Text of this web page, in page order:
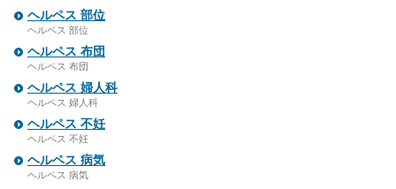
ヘルペス 部位
ヘルペス 部位
ヘルペス 布団
ヘルペス 布団
ヘルペス 婦人科
ヘルペス 婦人科
ヘルペス 不妊
ヘルペス 不妊
ヘルペス 病気
ヘルペス 病気